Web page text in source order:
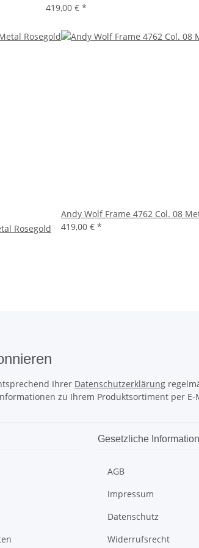
419,00 € *
Rosegold
Andy Wolf Frame 4762 Col. 08
419,00 € *
Ihrer Datenschutzerklärung
zu Ihrem Produktsortiment per E-
Gesetzliche
AGB
Impressum
Datenschutz
Widerrufsrecht